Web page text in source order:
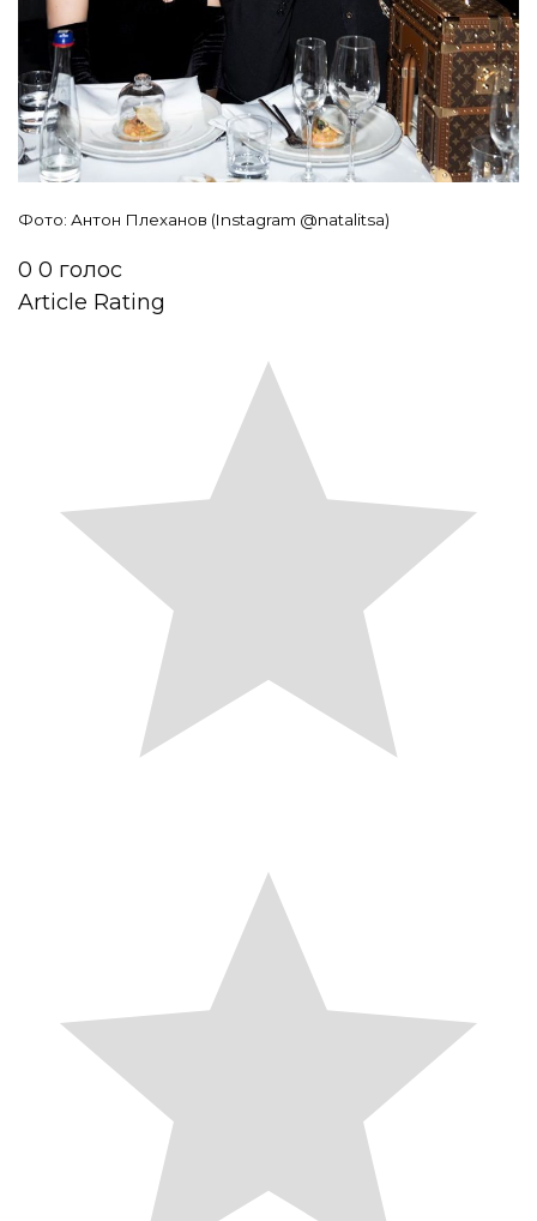
Фото: Антон Плеханов (Instagram @natalitsa)
0 0 голос
Article Rating